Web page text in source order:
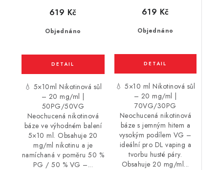
Objednáno
619 Kč
💧 5×10ml Nikotinová sůl
– 20 mg/ml |
50PG/50VG
Neochucená nikotinová
báze ve výhodném balení
5×10 ml. Obsahuje 20
mg/ml nikotinu a je
namíchaná v poměru 50 %
PG / 50 % VG –...
Objednáno
619 Kč
💧 5×10 ml Nikotinová sůl
– 20 mg/ml |
70VG/30PG
Neochucená nikotinová
báze s jemným hitem a
vysokým podílem VG –
ideální pro DL vaping a
tvorbu husté páry.
Obsahuje 20 mg/ml...